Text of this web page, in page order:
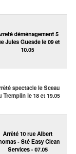
déménagement 5
Jules Guesde le 09 et
10.05
spectacle le Sceau
Tremplin le 18 et 19.05
Arrêté 10 rue Albert
- Sté Easy Clean
Services - 07.05